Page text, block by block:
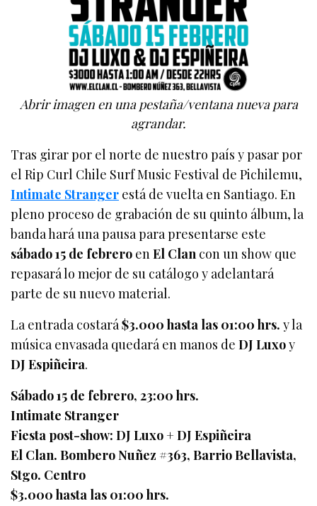
Abrir imagen en una pestaña/ventana nueva para
agrandar.
Tras girar por el norte de nuestro país y pasar por
el Rip Curl Chile Surf Music Festival de Pichilemu,
Intimate Stranger está de vuelta en Santiago. En
pleno proceso de grabación de su quinto álbum, la
banda hará una pausa para presentarse este
sábado 15 de febrero enEl Clan con un show que
repasará lo mejor de su catálogo y adelantará
parte de su nuevo material.
La entrada costará$3.000 hasta las 01:00 hrs. y la
música envasada quedará en manos deDJ Luxoy
DJ Espiñeira.
Sábado 15 de febrero, 23:00 hrs.
Intimate Stranger
Fiesta post-show: DJ Luxo + DJ Espiñeira
El Clan. Bombero Nuñez #363, Barrio Bellavista,
Stgo. Centro
$3.000 hasta las 01:00 hrs.